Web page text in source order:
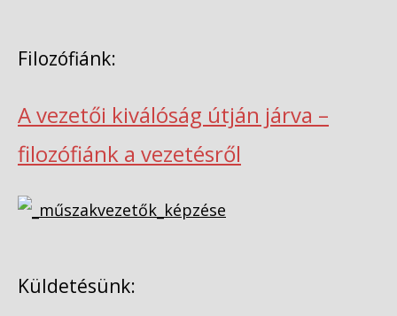
Filozófiánk:
A vezetői kiválóság útján járva –
filozófiánk a vezetésről
Küldetésünk: